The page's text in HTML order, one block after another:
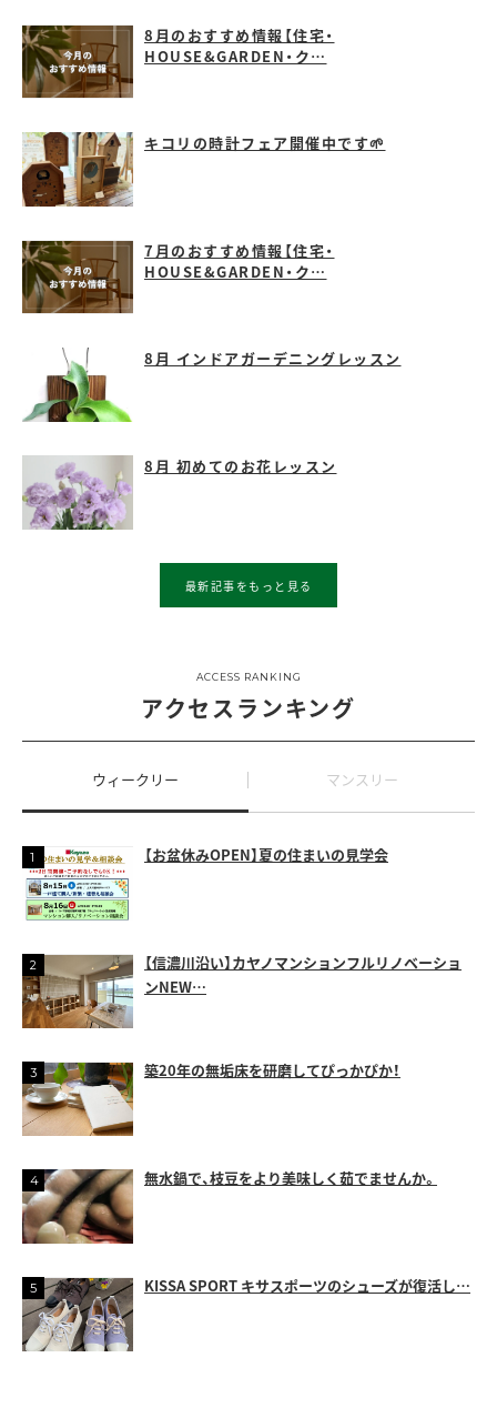
8月のおすすめ情報【住宅・
HOUSE&GARDEN・ク…
キコリの時計フェア開催中です🌱
7月のおすすめ情報【住宅・
HOUSE&GARDEN・ク…
8月 インドアガーデニングレッスン
8月 初めてのお花レッスン
最新記事をもっと見る
ACCESS RANKING
アクセスランキング
ウィークリー マンスリー
【お盆休みOPEN】夏の住まいの見学会
【信濃川沿い】カヤノマンションフルリノベーショ
ンNEW…
築20年の無垢床を研磨してぴっかぴか！
無水鍋で、枝豆をより美味しく茹でませんか。
KISSA SPORT キサスポーツのシューズが復活し…